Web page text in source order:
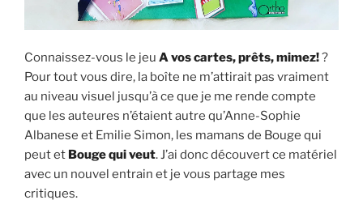
Connaissez-vous le jeu A vos cartes, prêts, mimez!?
Pour tout vous dire, la boîte ne m’attirait pas vraiment
au niveau visuel jusqu’à ce que je me rende compte
que les auteures n’étaient autre qu’Anne-Sophie
Albanese et Emilie Simon, les mamans de Bouge qui
peut et Bouge qui veut. J’ai donc découvert ce matériel
avec un nouvel entrain et je vous partage mes
critiques.